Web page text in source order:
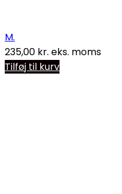
M.
235,00 kr. eks. moms
Tilføj til kurv